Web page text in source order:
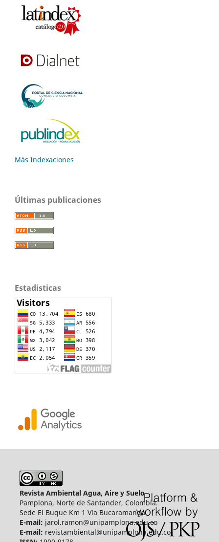
Más Indexaciones
Últimas publicaciones
Estadisticas
Revista Ambiental Agua, Aire y Suelo
Pamplona, Norte de Santander, Colombia.
Sede El Buque Km 1 Vía Bucaramanga.
E-mail: jarol.ramon@unipamplona.edu.co
E-mail: revistambiental@unipamplona.edu.co